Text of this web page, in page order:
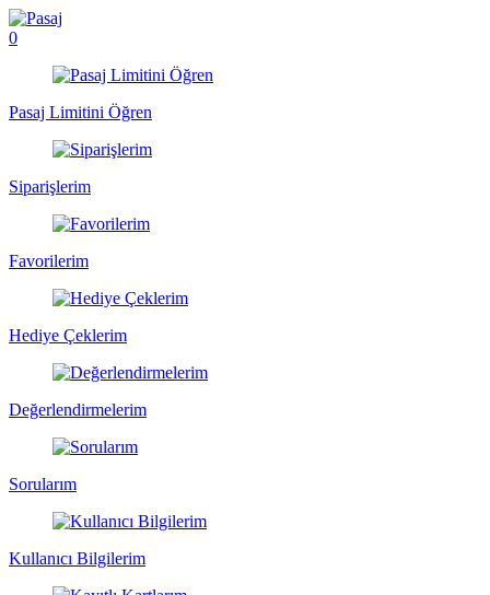
0
Pasaj Limitini Öğren
Siparişlerim
Favorilerim
Hediye Çeklerim
Değerlendirmelerim
Sorularım
Kullanıcı Bilgilerim